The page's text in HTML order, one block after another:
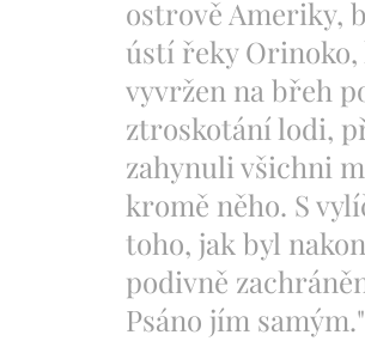
ostrově Ameriky,
ústí řeky Orinoko,
vyvržen na břeh
ztroskotání lodi,
zahynuli všichni
kromě něho. S
toho, jak byl
podivně
Psáno jím samým."